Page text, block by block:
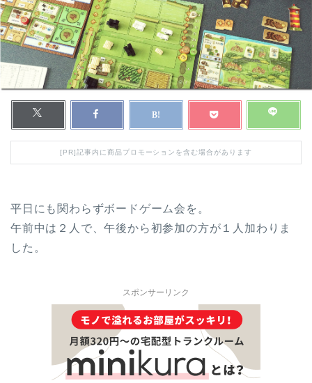
[PR]記事内に商品プロモーションを含む場合があります
平日にも関わらずボードゲーム会を。
午前中は２人で、午後から初参加の方が１人加わりま
した。
スポンサーリンク